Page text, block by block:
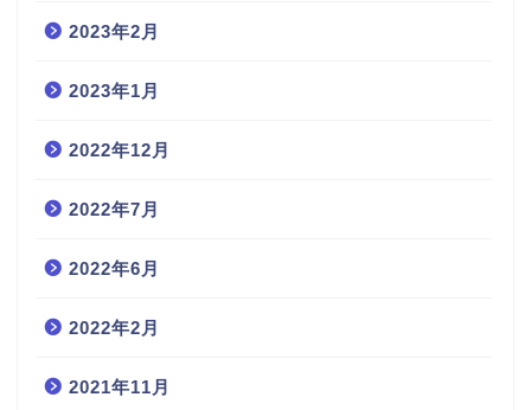
2023年2月
2023年1月
2022年12月
2022年7月
2022年6月
2022年2月
2021年11月